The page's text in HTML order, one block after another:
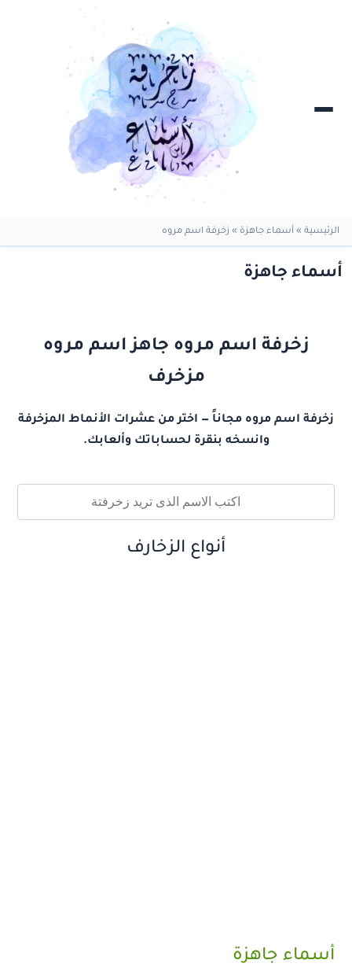
الرئيسية » أسماء جاهزة » زخرفة اسم مروه
أسماء جاهزة
زخرفة اسم مروه جاهز اسم مروه
مزخرف
زخرفة اسم مروه مجاناً — اختر من عشرات الأنماط المزخرفة
وانسخه بنقرة لحساباتك وألعابك.
أنواع الزخارف
أسماء جاهزة